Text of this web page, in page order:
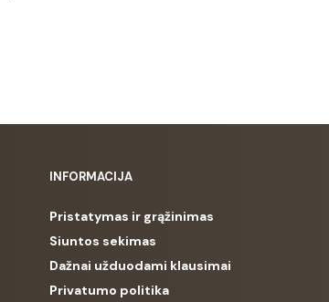
INFORMACIJA
Pristatymas ir grąžinimas
Siuntos sekimas
Dažnai užduodami klausimai
Privatumo politika